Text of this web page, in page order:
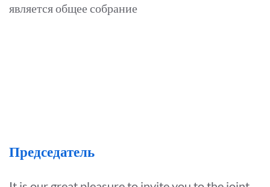
является общее собрание
Председатель